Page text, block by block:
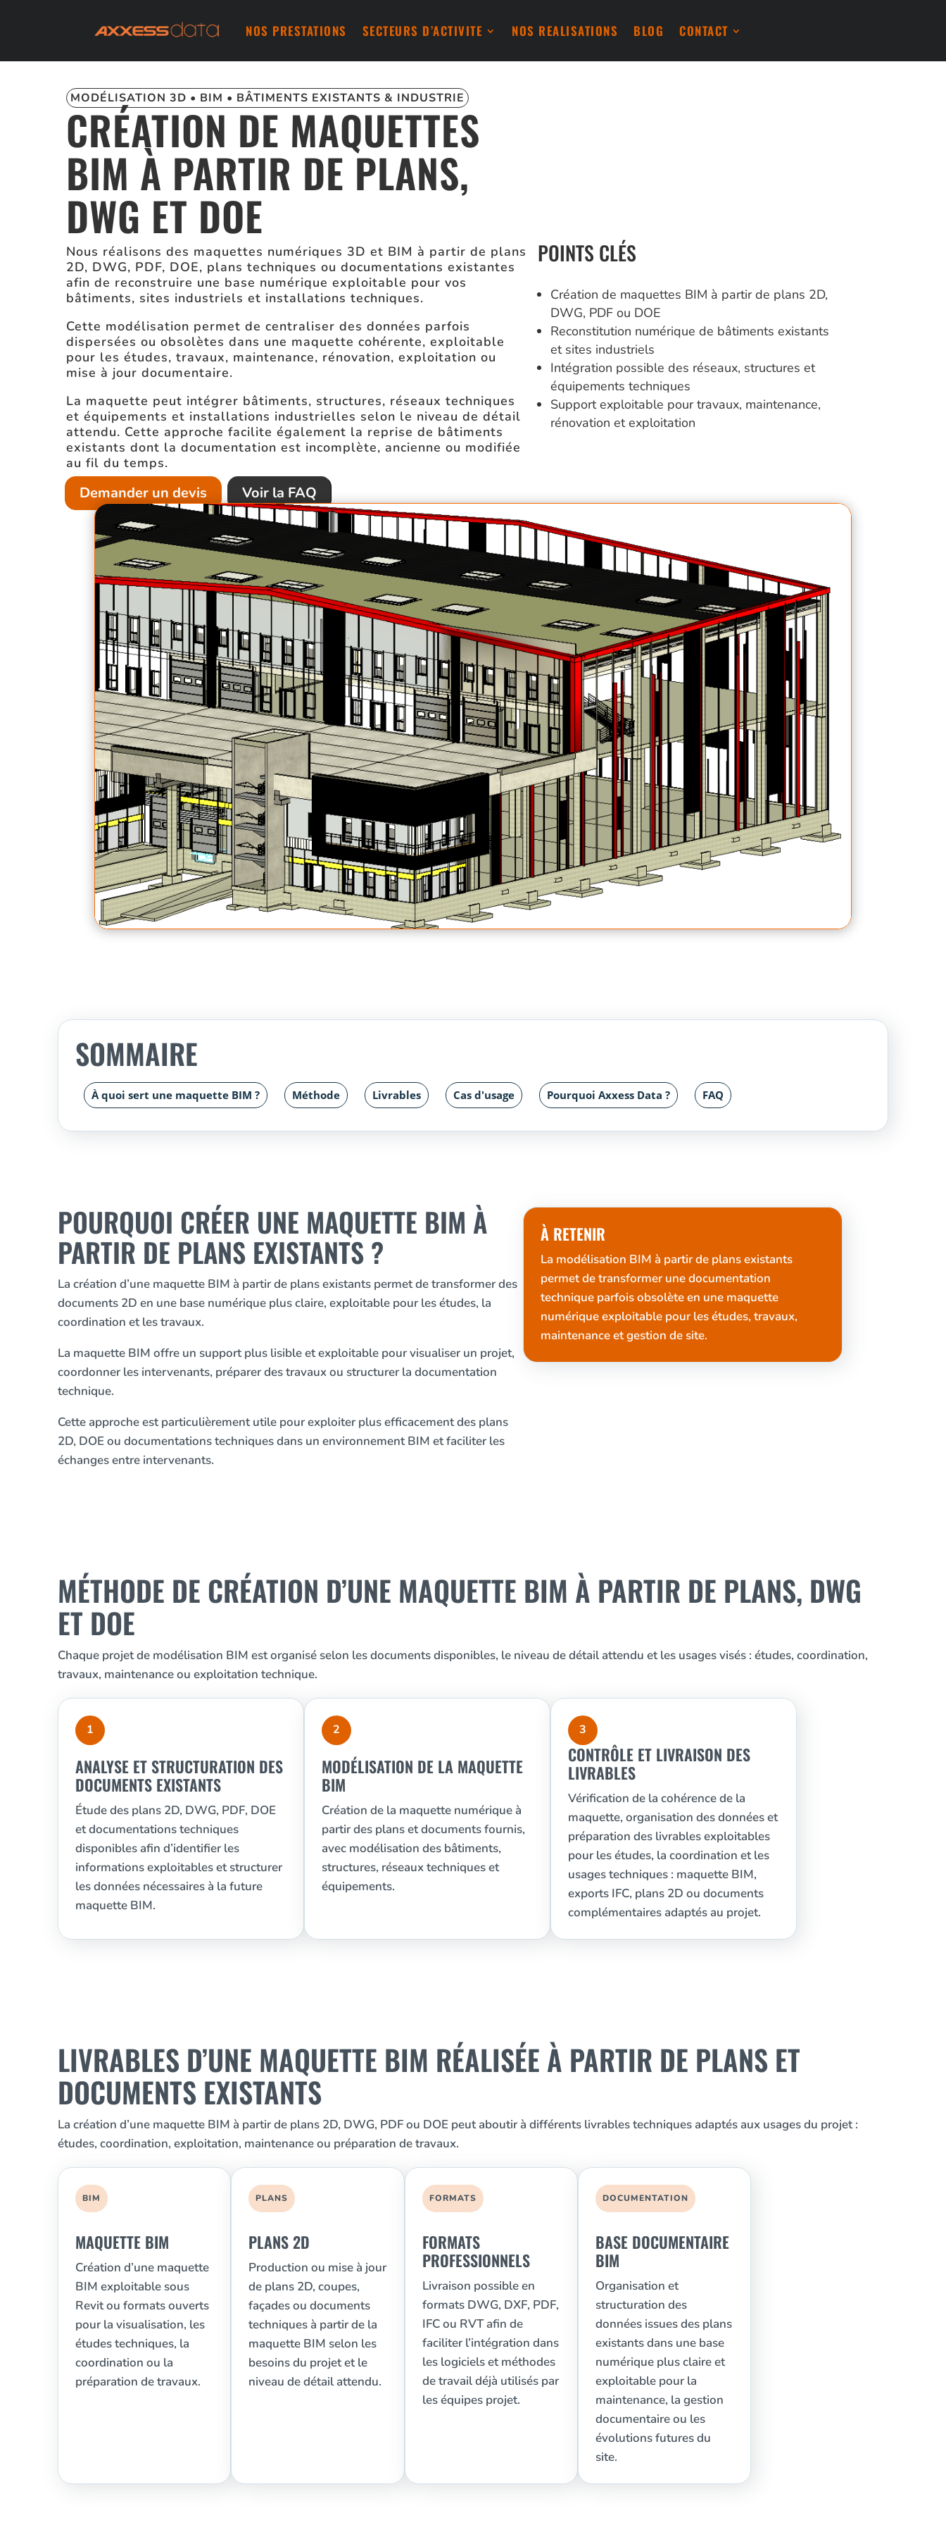
NOS PRESTATIONS SECTEURS D’ACTIVITE NOS REALISATIONS BLOG CONTACT
MODÉLISATION 3D • BIM • BÂTIMENTS EXISTANTS & INDUSTRIE
CRÉATION DE MAQUETTES
BIM À PARTIR DE PLANS,
DWG ET DOE
Nous réalisons des maquettes numériques 3D et BIM à partir de plans
2D, DWG, PDF, DOE, plans techniques ou documentations existantes
afin de reconstruire une base numérique exploitable pour vos
bâtiments, sites industriels et installations techniques.
Cette modélisation permet de centraliser des données parfois
dispersées ou obsolètes dans une maquette cohérente, exploitable
pour les études, travaux, maintenance, rénovation, exploitation ou
mise à jour documentaire.
La maquette peut intégrer bâtiments, structures, réseaux techniques
et équipements et installations industrielles selon le niveau de détail
attendu. Cette approche facilite également la reprise de bâtiments
existants dont la documentation est incomplète, ancienne ou modifiée
au fil du temps.
Demander un devis Voir la FAQ
POINTS CLÉS
Création de maquettes BIM à partir de plans 2D,
DWG, PDF ou DOE
Reconstitution numérique de bâtiments existants
et sites industriels
Intégration possible des réseaux, structures et
équipements techniques
Support exploitable pour travaux, maintenance,
rénovation et exploitation
SOMMAIRE
À quoi sert une maquette BIM ? Méthode Livrables Cas d'usage Pourquoi Axxess Data ? FAQ
POURQUOI CRÉER UNE MAQUETTE BIM À
PARTIR DE PLANS EXISTANTS ?
La création d’une maquette BIM à partir de plans existants permet de transformer des
documents 2D en une base numérique plus claire, exploitable pour les études, la
coordination et les travaux.
La maquette BIM offre un support plus lisible et exploitable pour visualiser un projet,
coordonner les intervenants, préparer des travaux ou structurer la documentation
technique.
Cette approche est particulièrement utile pour exploiter plus efficacement des plans
2D, DOE ou documentations techniques dans un environnement BIM et faciliter les
échanges entre intervenants.
À RETENIR
La modélisation BIM à partir de plans existants
permet de transformer une documentation
technique parfois obsolète en une maquette
numérique exploitable pour les études, travaux,
maintenance et gestion de site.
MÉTHODE DE CRÉATION D’UNE MAQUETTE BIM À PARTIR DE PLANS, DWG
ET DOE
Chaque projet de modélisation BIM est organisé selon les documents disponibles, le niveau de détail attendu et les usages visés : études, coordination,
travaux, maintenance ou exploitation technique.
1
ANALYSE ET STRUCTURATION DES
DOCUMENTS EXISTANTS
Étude des plans 2D, DWG, PDF, DOE
et documentations techniques
disponibles afin d’identifier les
informations exploitables et structurer
les données nécessaires à la future
maquette BIM.
2
MODÉLISATION DE LA MAQUETTE
BIM
Création de la maquette numérique à
partir des plans et documents fournis,
avec modélisation des bâtiments,
structures, réseaux techniques et
équipements.
3
CONTRÔLE ET LIVRAISON DES
LIVRABLES
Vérification de la cohérence de la
maquette, organisation des données et
préparation des livrables exploitables
pour les études, la coordination et les
usages techniques : maquette BIM,
exports IFC, plans 2D ou documents
complémentaires adaptés au projet.
LIVRABLES D’UNE MAQUETTE BIM RÉALISÉE À PARTIR DE PLANS ET
DOCUMENTS EXISTANTS
La création d’une maquette BIM à partir de plans 2D, DWG, PDF ou DOE peut aboutir à différents livrables techniques adaptés aux usages du projet :
études, coordination, exploitation, maintenance ou préparation de travaux.
BIM
MAQUETTE BIM
Création d’une maquette
BIM exploitable sous
Revit ou formats ouverts
pour la visualisation, les
études techniques, la
coordination ou la
préparation de travaux.
PLANS
PLANS 2D
Production ou mise à jour
de plans 2D, coupes,
façades ou documents
techniques à partir de la
maquette BIM selon les
besoins du projet et le
niveau de détail attendu.
FORMATS
FORMATS
PROFESSIONNELS
Livraison possible en
formats DWG, DXF, PDF,
IFC ou RVT afin de
faciliter l’intégration dans
les logiciels et méthodes
de travail déjà utilisés par
les équipes projet.
DOCUMENTATION
BASE DOCUMENTAIRE
BIM
Organisation et
structuration des
données issues des plans
existants dans une base
numérique plus claire et
exploitable pour la
maintenance, la gestion
documentaire ou les
évolutions futures du
site.